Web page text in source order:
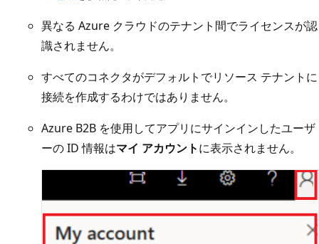
異なる Azure クラウドのテナント間でライセンスが認
識されません。
すべてのコネクタがデフォルトでリソース テナントに
接続を作成するわけではありません。
Azure B2B を使用してアプリにサインインしたユーザ
ーの ID 情報はマイ アカウントに表示されません。